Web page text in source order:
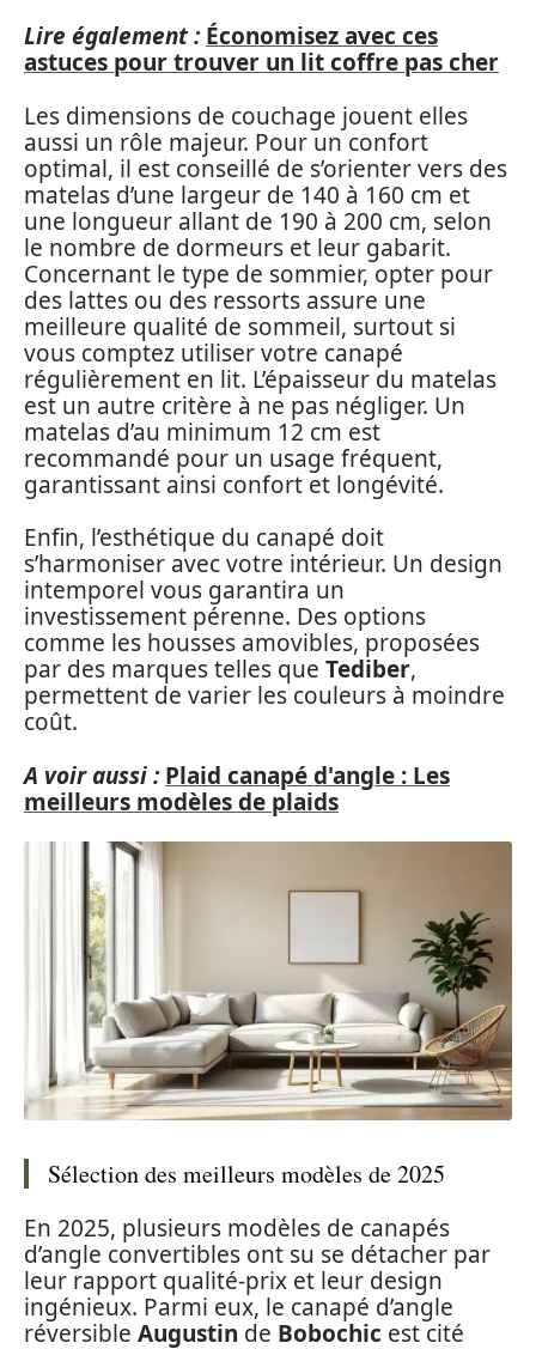
Lire également : Économisez avec ces
astuces pour trouver un lit coffre pas cher
Les dimensions de couchage jouent elles
aussi un rôle majeur. Pour un confort
optimal, il est conseillé de s’orienter vers des
matelas d’une largeur de 140 à 160 cm et
une longueur allant de 190 à 200 cm, selon
le nombre de dormeurs et leur gabarit.
Concernant le type de sommier, opter pour
des lattes ou des ressorts assure une
meilleure qualité de sommeil, surtout si
vous comptez utiliser votre canapé
régulièrement en lit. L’épaisseur du matelas
est un autre critère à ne pas négliger. Un
matelas d’au minimum 12 cm est
recommandé pour un usage fréquent,
garantissant ainsi confort et longévité.
Enfin, l’esthétique du canapé doit
s’harmoniser avec votre intérieur. Un design
intemporel vous garantira un
investissement pérenne. Des options
comme les housses amovibles, proposées
par des marques telles que Tediber,
permettent de varier les couleurs à moindre
coût.
A voir aussi : Plaid canapé d'angle : Les
meilleurs modèles de plaids
Sélection des meilleurs modèles de 2025
En 2025, plusieurs modèles de canapés
d’angle convertibles ont su se détacher par
leur rapport qualité-prix et leur design
ingénieux. Parmi eux, le canapé d’angle
réversible Augustin de Bobochic est cité